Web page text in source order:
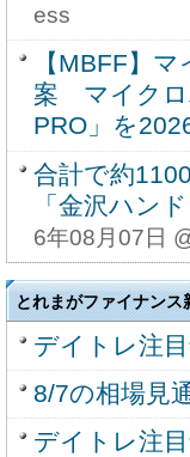
ess
【MBFF】
案 マイクロ
PRO」を
合計で約
「金沢ハン
6年08月07日
とれまがファイナンス
デイトレ注
8/7の相場見
デイトレ注